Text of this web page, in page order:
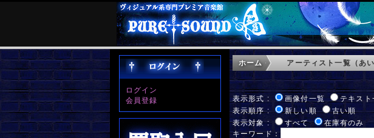
ログイン
会員登録
ホーム アーティスト一覧（あ
表示形式 :
画像付一覧
テキスト
表示順序 :
新しい順
古い順
表示対象 :
すべて
在庫有のみ
キーワード：